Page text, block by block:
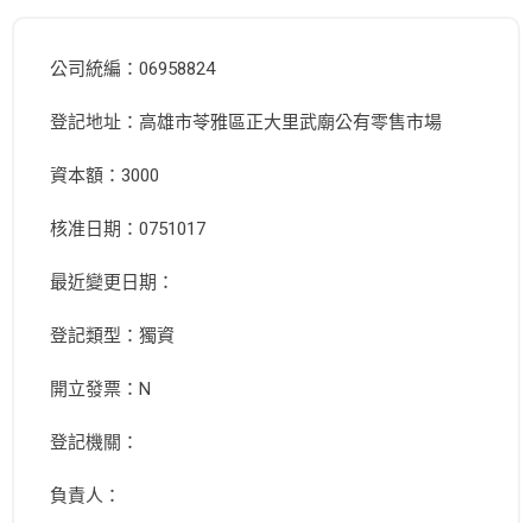
公司統編：06958824
登記地址：高雄市苓雅區正大里武廟公有零售市場
資本額：3000
核准日期：0751017
最近變更日期：
登記類型：獨資
開立發票：N
登記機關：
負責人：